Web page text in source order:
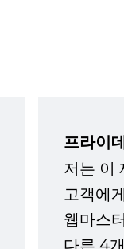
프라이
저는 이
고객에
웹마스
다른 4